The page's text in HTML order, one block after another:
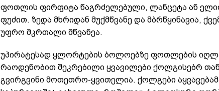
ფოთლის ფირფიტა წაგრძელებული, ლანცეტა ან
ფუძით. ზედა მხრიდან მუქმწვანე და მბრწყინავია,
უფრო მკრთალი მწვანეა.
უპირატესად ყლორტების ბოლოებზე ფოთლების
რაოდენობით შეკრებილი ყვავილები ქოლგისებრ
გვირგვინი მოთეთრო-ყვითელია. ქოლგები